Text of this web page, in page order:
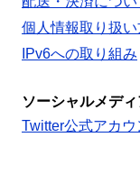
個人情報取り扱
IPv6への取り組み
ソーシャルメデ
Twitter公式アカウ